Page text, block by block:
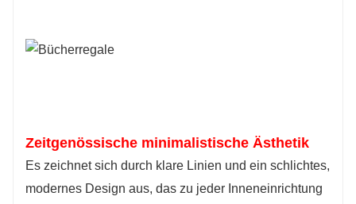
Zeitgenössische minimalistische Ästhetik
Es zeichnet sich durch klare Linien und ein schlichtes,
modernes Design aus, das zu jeder Inneneinrichtung